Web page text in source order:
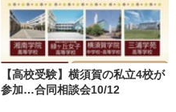
【高校受験】横須賀の私立4校が
参加…合同相談会10/12